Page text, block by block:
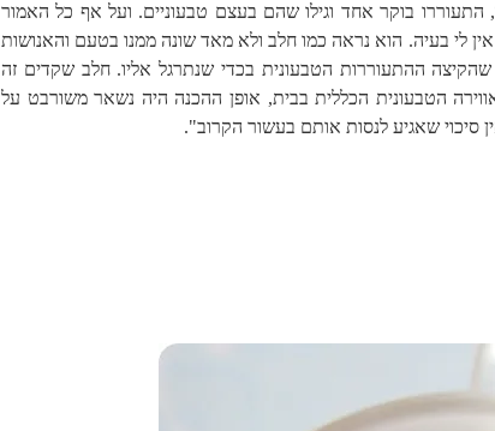
בוקר אחד וגילו שהם בעצם טבעוניים. ועל אף כל האמור
לי בעיה. הוא נראה כמו חלב ולא מאד שונה ממנו בטעם והאנושות
ההתעוררות הטבעונית בכדי שנתרגל אליו. חלב שקדים זה
הטבעונית הכללית בבית, אופן ההכנה היה נשאר משורבט על
סיכוי שאגיע לנסות אותם בעשור הקרוב".